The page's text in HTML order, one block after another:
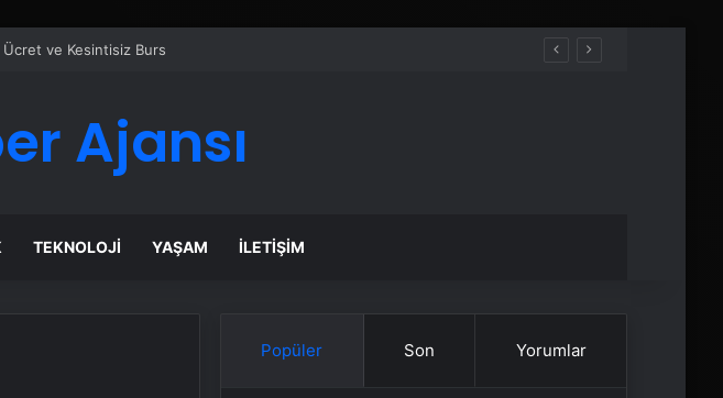
Ajansı
TEKNOLOJI YAŞAM İLETIŞIM
Popüler Son Yorumlar